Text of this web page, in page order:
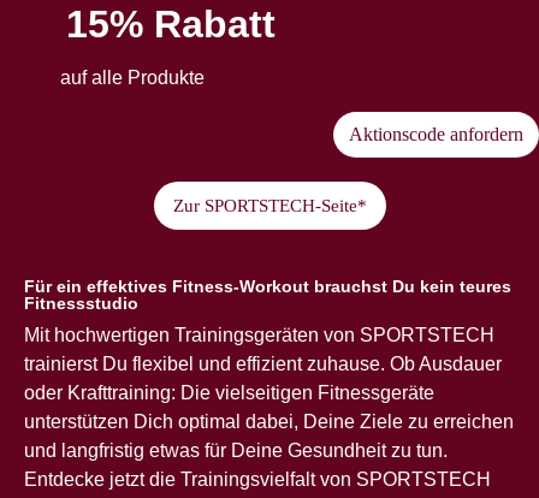
15% Rabatt
auf alle Produkte
Aktionscode anfordern
Zur SPORTSTECH-Seite*
Für ein effektives Fitness-Workout brauchst Du kein teures
Fitnessstudio
Mit hochwertigen Trainingsgeräten von SPORTSTECH
trainierst Du flexibel und effizient zuhause. Ob Ausdauer
oder Krafttraining: Die vielseitigen Fitnessgeräte
unterstützen Dich optimal dabei, Deine Ziele zu erreichen
und langfristig etwas für Deine Gesundheit zu tun.
Entdecke jetzt die Trainingsvielfalt von SPORTSTECH